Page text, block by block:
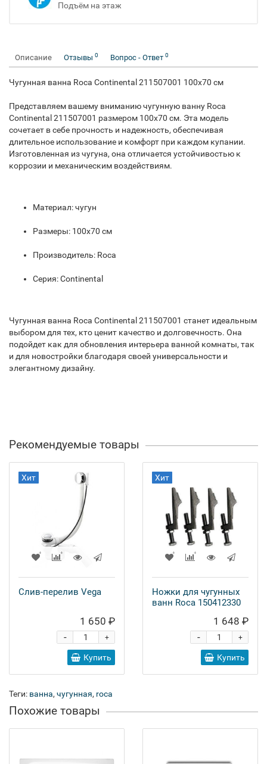
Подъём на этаж
Описание Отзывы 0 Вопрос - Ответ 0
Чугунная ванна Roca Continental 211507001 100х70 см
Представляем вашему вниманию чугунную ванну Roca
Continental 211507001 размером 100x70 см. Эта модель
сочетает в себе прочность и надежность, обеспечивая
длительное использование и комфорт при каждом купании.
Изготовленная из чугуна, она отличается устойчивостью к
коррозии и механическим воздействиям.
Материал: чугун
Размеры: 100x70 см
Производитель: Roca
Серия: Continental
Чугунная ванна Roca Continental 211507001 станет идеальным
выбором для тех, кто ценит качество и долговечность. Она
подойдет как для обновления интерьера ванной комнаты, так
и для новостройки благодаря своей универсальности и
элегантному дизайну.
Рекомендуемые товары
Хит
Слив-перелив Vega
1 650 ₽
+
-
Купить
Хит
Ножки для чугунных
ванн Roca 150412330
1 648 ₽
+
-
Купить
Теги: ванна, чугунная, roca
Похожие товары